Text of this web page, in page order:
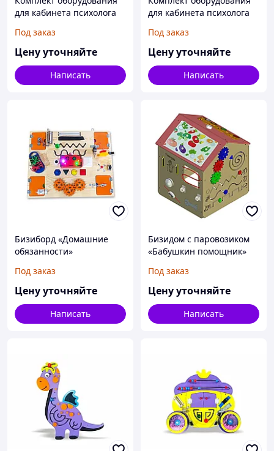
для кабинета психолога
Под заказ
Цену уточняйте
Написать
для кабинета психолога
Под заказ
Цену уточняйте
Написать
Бизиборд «Домашние
обязанности»
Под заказ
Цену уточняйте
Написать
Бизидом с паровозиком
«Бабушкин помощник»
Под заказ
Цену уточняйте
Написать